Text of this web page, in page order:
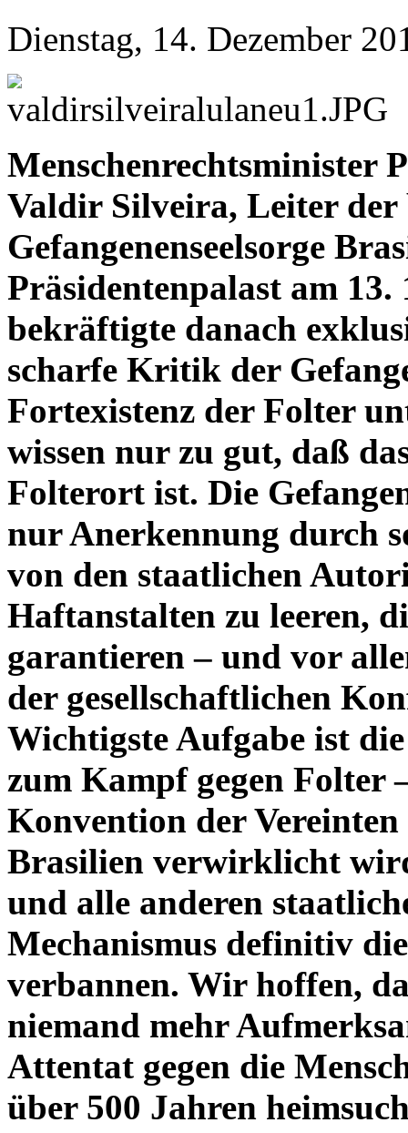
Dienstag, 14. Dezember
Menschenrechtsminister
Valdir Silveira, Leiter der
Gefangenenseelsorge
Präsidentenpalast am
bekräftigte danach
scharfe Kritik der
Fortexistenz der Folter
wissen nur zu gut, daß
Folterort ist. Die
nur Anerkennung durch
von den staatlichen
Haftanstalten zu leeren,
garantieren – und vor
der gesellschaftlichen
Wichtigste Aufgabe ist
zum Kampf gegen Folter
Konvention der
Brasilien verwirklicht
und alle anderen
Mechanismus definitiv
verbannen. Wir hoffen,
niemand mehr
Attentat gegen die
über 500 Jahren